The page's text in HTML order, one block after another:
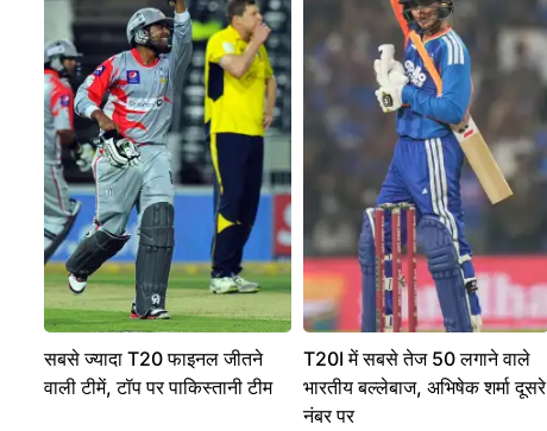
सबसे ज्यादा T20 फाइनल जीतने
वाली टीमें, टॉप पर पाकिस्तानी टीम
T20I में सबसे तेज 50 लगाने वाले
भारतीय बल्लेबाज, अभिषेक शर्मा दूसरे
नंबर पर